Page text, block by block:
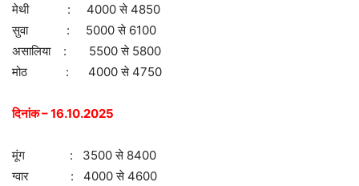
मेथी : 4000 से 4850
सुवा : 5000 से 6100
असालिया : 5500 से 5800
मोठ : 4000 से 4750
दिनांक – 16.10.2025
मूंग : 3500 से 8400
ग्वार : 4000 से 4600